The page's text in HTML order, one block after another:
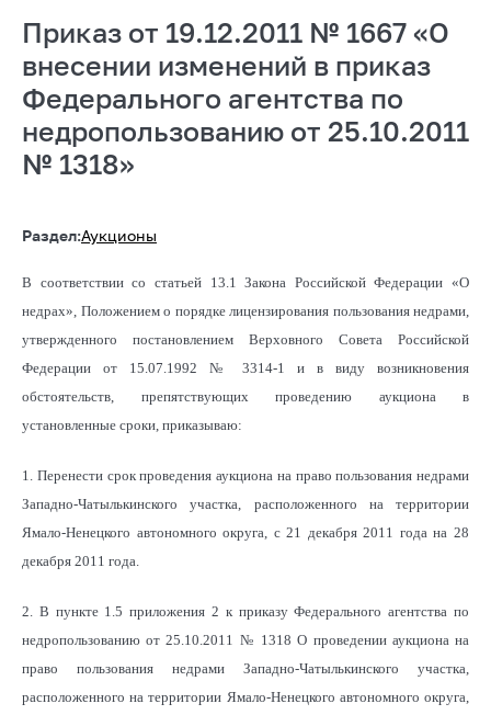
Приказ от 19.12.2011 № 1667 «О
внесении изменений в приказ
Федерального агентства по
недропользованию от 25.10.2011
№ 1318»
Раздел:Аукционы
В соответствии со статьей 13.1 Закона Российской Федерации «О
недрах», Положением о порядке лицензирования пользования недрами,
утвержденного постановлением Верховного Совета Российской
Федерации от 15.07.1992 № 3314-1 и в виду возникновения
обстоятельств, препятствующих проведению аукциона в
установленные сроки, приказываю:
1. Перенести срок проведения аукциона на право пользования недрами
Западно-Чатылькинского участка, расположенного на территории
Ямало-Ненецкого автономного округа, с 21 декабря 2011 года на 28
декабря 2011 года.
2. В пункте 1.5 приложения 2 к приказу Федерального агентства по
недропользованию от 25.10.2011 № 1318 О проведении аукциона на
право пользования недрами Западно-Чатылькинского участка,
расположенного на территории Ямало-Ненецкого автономного округа,